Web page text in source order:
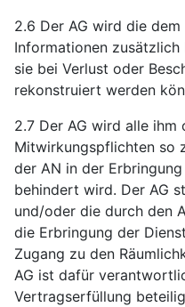
2.6 Der AG wird die
Informationen
sie bei Verlust oder
rekonstruiert werden
2.7 Der AG wird alle ihm
Mitwirkungspflichten so
der AN in der
behindert wird. Der AG
und/oder die durch den
die Erbringung der
Zugang zu den
AG ist dafür
Vertragserfüllung